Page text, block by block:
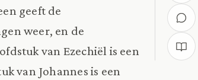
geeft de
weer, en de
van Ezechiël is een
van Johannes is een